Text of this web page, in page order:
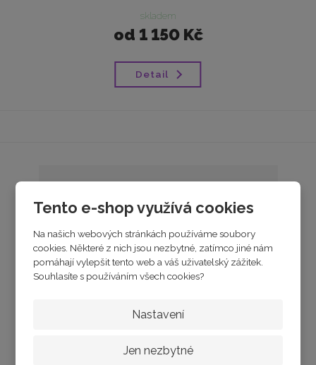
Tento e-shop využívá cookies
Na našich webových stránkách používáme soubory
cookies. Některé z nich jsou nezbytné, zatímco jiné nám
pomáhají vylepšit tento web a váš uživatelský zážitek.
Souhlasíte s používáním všech cookies?
Nastavení
Jen nezbytné
skladem
od 1 150 Kč
Detail